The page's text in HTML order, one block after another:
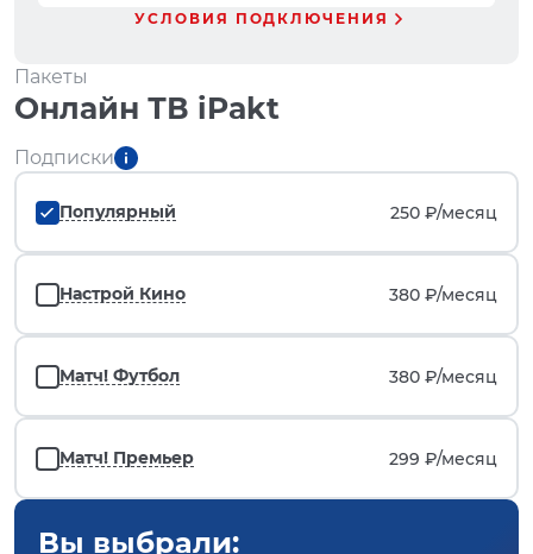
УСЛОВИЯ ПОДКЛЮЧЕНИЯ
Пакеты
Онлайн ТВ iPakt
Подписки
Популярный 250 ₽/месяц
Настрой Кино 380 ₽/месяц
Матч! Футбол 380 ₽/месяц
Матч! Премьер 299 ₽/месяц
Вы выбрали: